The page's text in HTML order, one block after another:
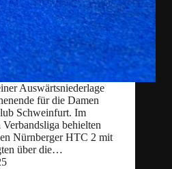
Auswärtsniederlage
für die Damen
Schweinfurt. Im
behielten
Nürnberger HTC 2 mit
über die…